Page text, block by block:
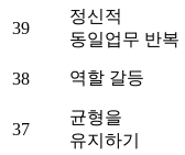
39
정신적
동일업무 반복
38 역할 갈등
37
균형을
유지하기